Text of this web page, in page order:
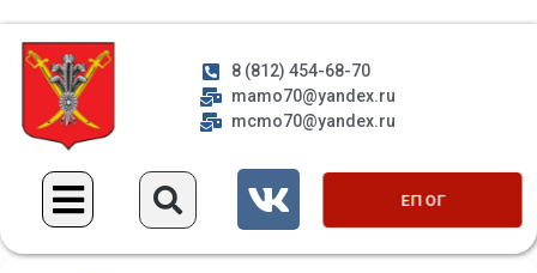
8 (812) 454-68-70
mamo70@yandex.ru
mcmo70@yandex.ru
ЕП ОГ